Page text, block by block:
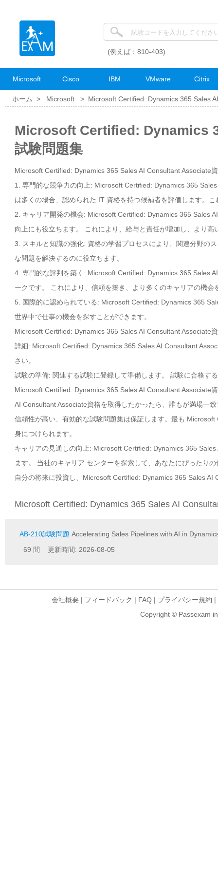
(例えば：810-403)
Microsoft Cisco IBM VMware Citrix
ホーム > Microsoft > Microsoft Certified: Dynamics 365 Sales
Microsoft Certified: Dynamics
試験問題集
Microsoft Certified: Dynamics 365 Sales AI Consultant Associate
1. 専門的な競争力の向上: Microsoft Certified: Dynamics 365
は多くの場合、認められた IT 資格を持つ候補者を評価します。
2. キャリア開発の機会: Microsoft Certified: Dynamics 365 Sales
向上にも役立ちます。 これにより、給与と責任が増加し、より
3. スキルと知識の強化: 資格の学習プロセスにより、関連分野の
な問題を解決するのに役立ちます。
4. 専門的な評判を築く: Microsoft Certified: Dynamics 365 Sales
ークです。 これにより、信頼を築き、より多くのキャリアの機会
5. 国際的に認められている: Microsoft Certified: Dynamics 365
世界中で仕事の機会を探すことができます。
Microsoft Certified: Dynamics 365 Sales AI Consultant Associate
詳細: Microsoft Certified: Dynamics 365 Sales AI Consultant
さい。
試験の準備: 関連する試験に登録して準備します。 試験に合格す
Microsoft Certified: Dynamics 365 Sales AI Consultant Associate
AI Consultant Associate資格を取得したかったら、誰もが満場一
信頼性が高い、有効的な試験問題集は保証します。最も
身につけられます。
キャリアの見通しの向上: Microsoft Certified: Dynamics 365
ます。 当社のキャリア センターを探索して、あなたにぴったり
自分の将来に投資し、Microsoft Certified: Dynamics 365 Sales
Microsoft Certified: Dynamics 365 Sales AI
AB-210試験問題 Accelerating Sales Pipelines with AI in
69 問 更新時間: 2026-08-05
会社概要 | フィードバック | FAQ | プライバシー規約 |
Copyright © Passexam